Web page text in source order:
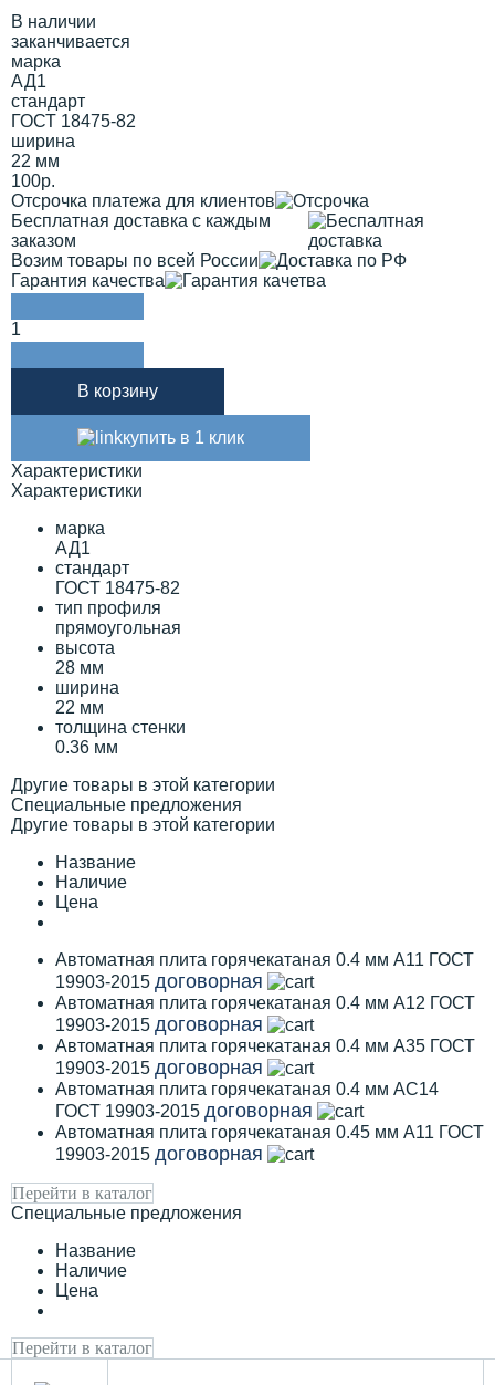
В наличии
заканчивается
марка
АД1
стандарт
ГОСТ 18475-82
ширина
22 мм
100р.
Отсрочка платежа для клиентов
Бесплатная доставка с каждым
заказом
Возим товары по всей России
Гарантия качества
1
В корзину
купить в 1 клик
Характеристики
Характеристики
марка
АД1
стандарт
ГОСТ 18475-82
тип профиля
прямоугольная
высота
28 мм
ширина
22 мм
толщина стенки
0.36 мм
Другие товары в этой категории
Специальные предложения
Другие товары в этой категории
Название
Наличие
Цена
Автоматная плита горячекатаная 0.4 мм А11 ГОСТ
19903-2015 договорная
Автоматная плита горячекатаная 0.4 мм А12 ГОСТ
19903-2015 договорная
Автоматная плита горячекатаная 0.4 мм А35 ГОСТ
19903-2015 договорная
Автоматная плита горячекатаная 0.4 мм АС14
ГОСТ 19903-2015 договорная
Автоматная плита горячекатаная 0.45 мм А11 ГОСТ
19903-2015 договорная
Перейти в каталог
Специальные предложения
Название
Наличие
Цена
Перейти в каталог